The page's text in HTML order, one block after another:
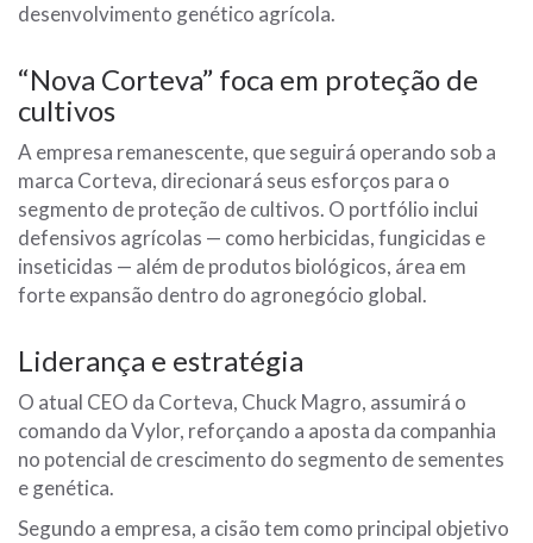
desenvolvimento genético agrícola.
“Nova Corteva” foca em proteção de
cultivos
A empresa remanescente, que seguirá operando sob a
marca Corteva, direcionará seus esforços para o
segmento de proteção de cultivos. O portfólio inclui
defensivos agrícolas — como herbicidas, fungicidas e
inseticidas — além de produtos biológicos, área em
forte expansão dentro do agronegócio global.
Liderança e estratégia
O atual CEO da Corteva, Chuck Magro, assumirá o
comando da Vylor, reforçando a aposta da companhia
no potencial de crescimento do segmento de sementes
e genética.
Segundo a empresa, a cisão tem como principal objetivo